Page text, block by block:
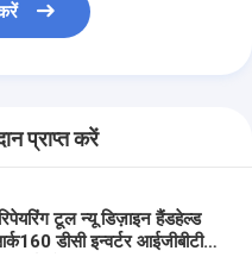
प्राप्त करें
टूल न्यू डिज़ाइन हैंडहेल्ड
डीसी इन्वर्टर आईजीबीटी